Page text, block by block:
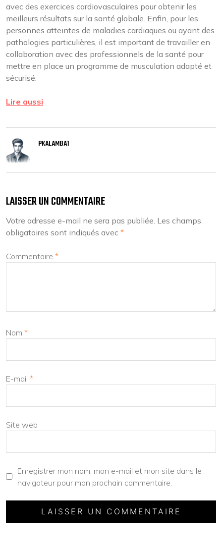
avec des exercices cardiovasculaires pour obtenir les
meilleurs résultats sur la santé globale. Enfin, pour les
personnes atteintes de maladies cardiaques ou ayant des
pathologies particulières, il est important de travailler en
collaboration avec des professionnels de la santé pour
mettre en place un programme de musculation adapté et
sécurisé.
Lire aussi
PKALAMBA1
LAISSER UN COMMENTAIRE
Votre adresse e-mail ne sera pas publiée. Les champs
obligatoires sont indiqués avec *
Commentaire *
Nom *
E-mail *
Site web
Enregistrer mon nom, mon e-mail et mon site dans le
navigateur pour mon prochain commentaire.